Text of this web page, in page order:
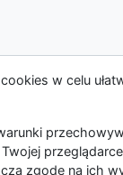
w celu
zgodę na ich